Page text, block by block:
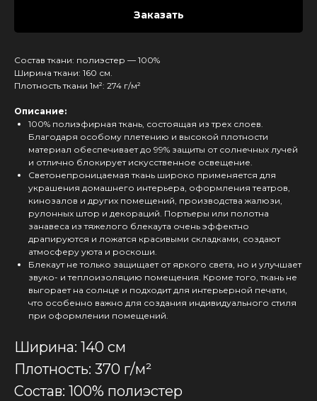
Заказать
Состав ткани: полиэстер — 100%
Ширина ткани: 160 см.
Плотность ткани 1м²: 274 г/м²
Описание:
100% полиэфирная ткань, состоящая из трех слоев.
Благодаря особому плетению и высокой плотности
материал обеспечивает до 99% защиты от солнечных лучей
и отлично блокирует искусственное освещение.
Светонепроницаемая ткань широко применяется для
украшения домашнего интерьера, оформления театров,
кинозалов и других помещений, производства жалюзи,
рулонных штор и декораций. Портьеры или полотна
занавеса из тяжелого блекаута очень эффектно
драпируются и ложатся красивыми складками, создают
атмосферу уюта и роскоши.
Блекаут не только защищает от яркого света, но и улучшает
звуко- и теплоизоляцию помещения. Кроме того, ткань не
выгорает на солнце и подходит для интерьерной печати,
что особенно важно для создания индивидуального стиля
при оформлении помещений.
Ширина: 140 см
Плотность: 370 г/м²
Состав: 100% полиэстер